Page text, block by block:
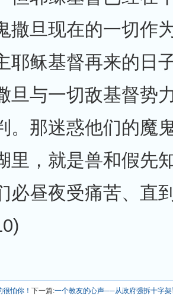
撒旦现在的一切作
耶稣基督再来的日
旦与一切敌基督势
。那迷惑他们的魔
里，就是兽和假先
必昼夜受痛苦、直
怕你！ 下一篇:一个教友的心声──从政府强拆十字架